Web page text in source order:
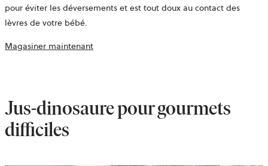
pour éviter les déversements et est tout doux au contact des
lèvres de votre bébé.
Magasiner maintenant
Jus-dinosaure pour gourmets
difficiles